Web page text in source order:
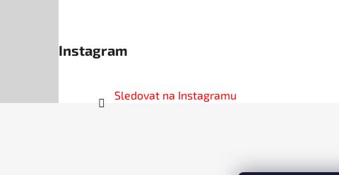
Instagram
Sledovat na Instagramu